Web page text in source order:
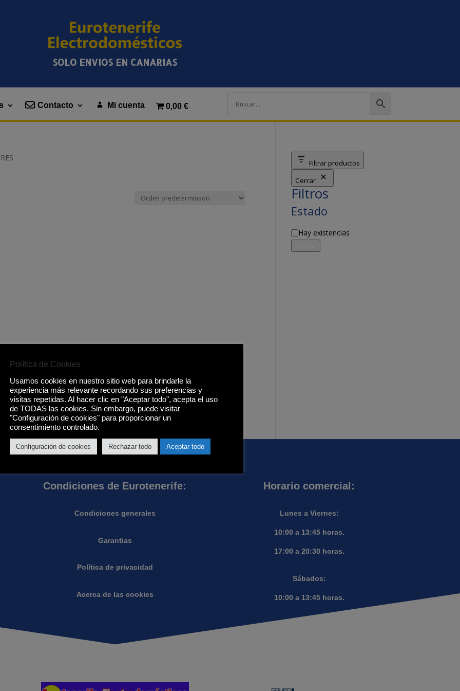
SOLO ENVIOS EN CANARIAS
Contacto Mi cuenta 0,00 €
Filtrar productos
Cerrar
Filtros
Estado
Disponibilidad
Hay existencias
Condiciones de Eurotenerife:
Condiciones generales
Garantias
Política de privacidad
Acerca de las cookies
Horario comercial:
Lunes a Viernes:
10:00 a 13:45 horas.
17:00 a 20:30 horas.
Sábados:
10:00 a 13:45 horas.
Política de Cookies
Usamos cookies en nuestro sitio web para brindarle la
experiencia más relevante recordando sus preferencias y
visitas repetidas. Al hacer clic en "Aceptar todo", acepta el uso
de TODAS las cookies. Sin embargo, puede visitar
"Configuración de cookies" para proporcionar un
consentimiento controlado.
Configuración de cookies Rechazar todo Aceptar todo